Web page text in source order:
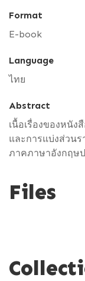
Format
E-book
Language
ไทย
Abstract
เนื้อเรื่องของหนั
และการแบ่งส่วน
ภาคภาษาอังกฤษ
Files